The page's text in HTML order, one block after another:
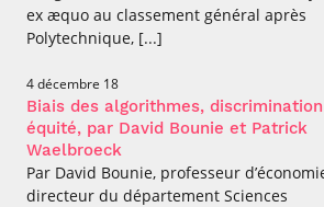
ex æquo au classement général après
Polytechnique, [...]
4 décembre 18
Biais des algorithmes,
équité, par David Bounie et Patrick
Waelbroeck
Par David Bounie, professeur
directeur du département Sciences